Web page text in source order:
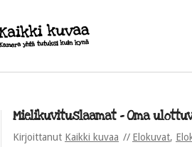
Mielikuvituslaamat – Oma
Kirjoittanut Kaikki kuvaa Elokuvat,